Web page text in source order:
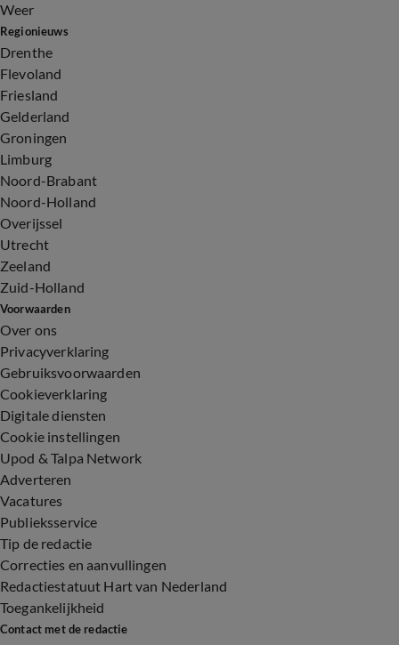
Weer
Regionieuws
Drenthe
Flevoland
Friesland
Gelderland
Groningen
Limburg
Noord-Brabant
Noord-Holland
Overijssel
Utrecht
Zeeland
Zuid-Holland
Voorwaarden
Over ons
Privacyverklaring
Gebruiksvoorwaarden
Cookieverklaring
Digitale diensten
Cookie instellingen
Upod & Talpa Network
Adverteren
Vacatures
Publieksservice
Tip de redactie
Correcties en aanvullingen
Redactiestatuut Hart van Nederland
Toegankelijkheid
Contact met de redactie